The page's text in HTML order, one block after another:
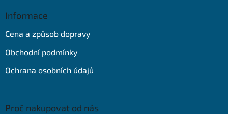
Informace
Cena a způsob dopravy
Obchodní podmínky
Ochrana osobních údajů
Proč nakupovat od nás